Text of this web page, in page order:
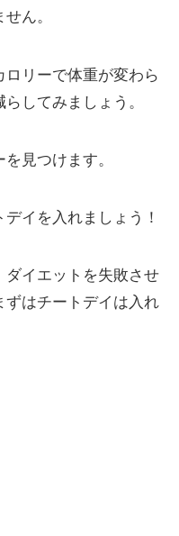
ん。
リーで体重が変わら
してみましょう。
見つけます。
イを入れましょう！
ダイエットを失敗させ
ずはチートデイは入れ